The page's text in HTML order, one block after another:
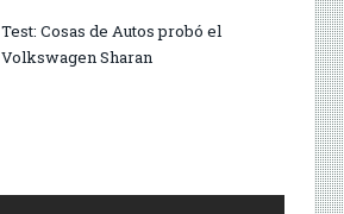
Test: Cosas de Autos probó el
Volkswagen Sharan